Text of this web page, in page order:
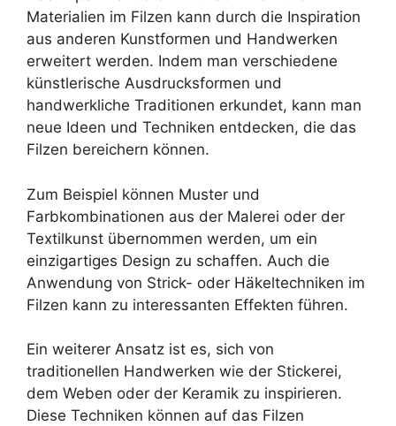
Materialien im Filzen kann durch die Inspiration
aus anderen Kunstformen und Handwerken
erweitert werden. Indem man verschiedene
künstlerische Ausdrucksformen und
handwerkliche Traditionen erkundet, kann man
neue Ideen und Techniken entdecken, die das
Filzen bereichern können.
Zum Beispiel können Muster und
Farbkombinationen aus der Malerei oder der
Textilkunst übernommen werden, um ein
einzigartiges Design zu schaffen. Auch die
Anwendung von Strick- oder Häkeltechniken im
Filzen kann zu interessanten Effekten führen.
Ein weiterer Ansatz ist es, sich von
traditionellen Handwerken wie der Stickerei,
dem Weben oder der Keramik zu inspirieren.
Diese Techniken können auf das Filzen